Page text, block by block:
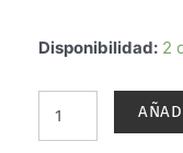
Disponibilidad: 2
ALERON
(CARBON